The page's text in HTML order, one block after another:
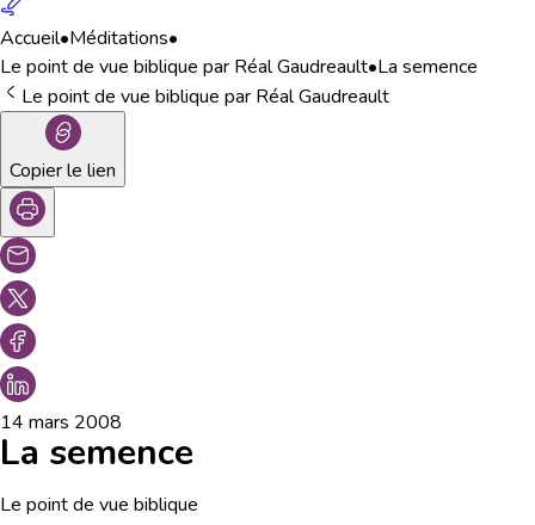
Accueil•Méditations•
Le point de vue biblique par Réal Gaudreault•La semence
Le point de vue biblique par Réal Gaudreault
Copier le lien
14 mars 2008
La semence
Le point de vue biblique